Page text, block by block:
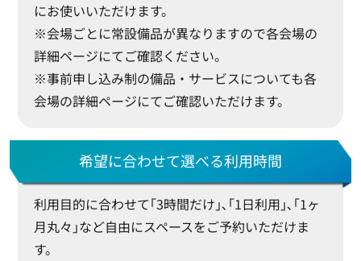
にお使いいただけます。
※会場ごとに常設備品が異なりますので各会場の
詳細ページにてご確認ください。
※事前申し込み制の備品・サービスについても各
会場の詳細ページにてご確認いただけます。
希望に合わせて選べる利用時間
利用目的に合わせて｢3時間だけ｣､｢1日利用｣､｢1ヶ
月丸々｣など自由にスペースをご予約いただけま
す。